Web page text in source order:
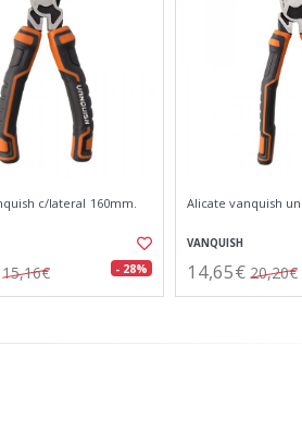
c/lateral 160mm.
15,16€ - 28%
Alicate vanquish
VANQUISH
14,65€ 20,20€